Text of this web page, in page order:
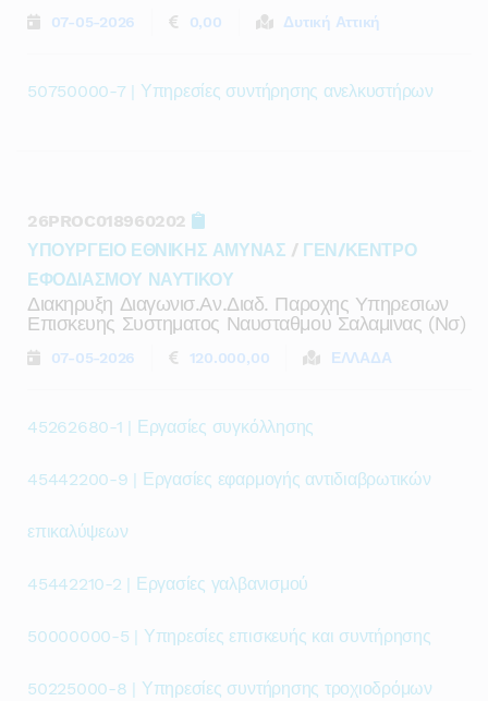
07-05-2026 0,00 Δυτική Αττική
50750000-7 | Υπηρεσίες συντήρησης ανελκυστήρων
26PROC018960202
ΥΠΟΥΡΓΕΙΟ ΕΘΝΙΚΗΣ ΑΜΥΝΑΣ / ΓΕΝ/ΚΕΝΤΡΟ
ΕΦΟΔΙΑΣΜΟΥ ΝΑΥΤΙΚΟΥ
Διακηρυξη Διαγωνισ.αν.διαδ. Παροχης Υπηρεσιων
Επισκευης Συστηματος Ναυσταθμου Σαλαμινας (νσ)
07-05-2026 120.000,00 ΕΛΛΑΔΑ
45262680-1 | Εργασίες συγκόλλησης
45442200-9 | Εργασίες εφαρμογής αντιδιαβρωτικών
επικαλύψεων
45442210-2 | Εργασίες γαλβανισμού
50000000-5 | Υπηρεσίες επισκευής και συντήρησης
50225000-8 | Υπηρεσίες συντήρησης τροχιοδρόμων